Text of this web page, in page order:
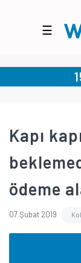
☰
Kapı
ödeme
07 Şubat 2019